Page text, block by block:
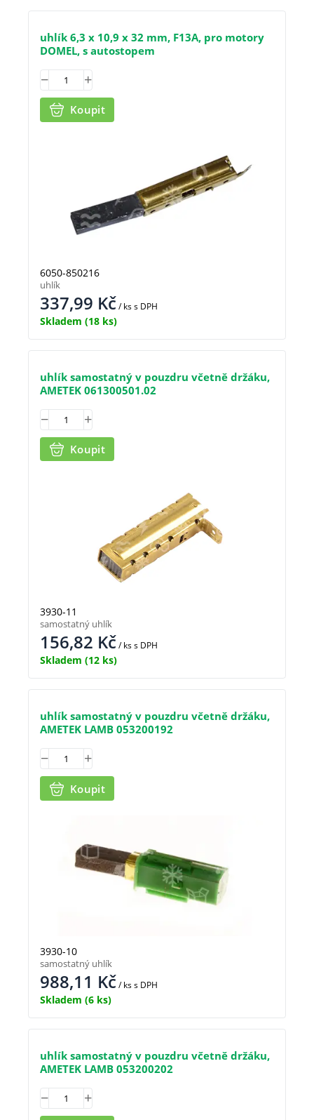
uhlík 6,3 x 10,9 x 32 mm, F13A, pro motory
DOMEL, s autostopem
6050-850216
337,99 Kč/ kss DPH
Skladem (18 ks)
Koupit
uhlík
uhlík samostatný v pouzdru včetně držáku,
AMETEK 061300501.02
3930-11
156,82 Kč/ kss DPH
Skladem (12 ks)
Koupit
samostatný uhlík
uhlík samostatný v pouzdru včetně držáku,
AMETEK LAMB 053200192
3930-10
988,11 Kč/ kss DPH
Skladem (6 ks)
Koupit
samostatný uhlík
uhlík samostatný v pouzdru včetně držáku,
AMETEK LAMB 053200202